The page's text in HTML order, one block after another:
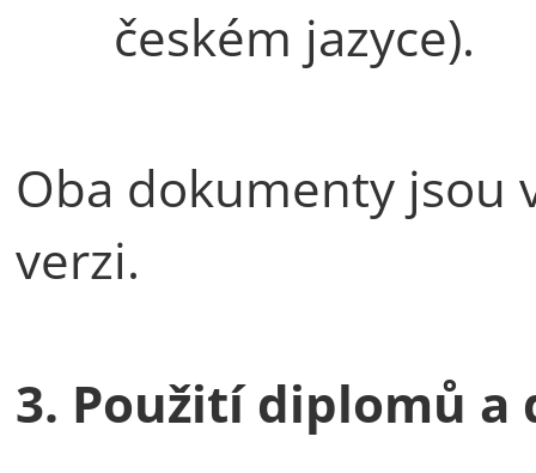
českém jazyce).
Oba dokumenty jsou
verzi.
3. Použití diplomů a